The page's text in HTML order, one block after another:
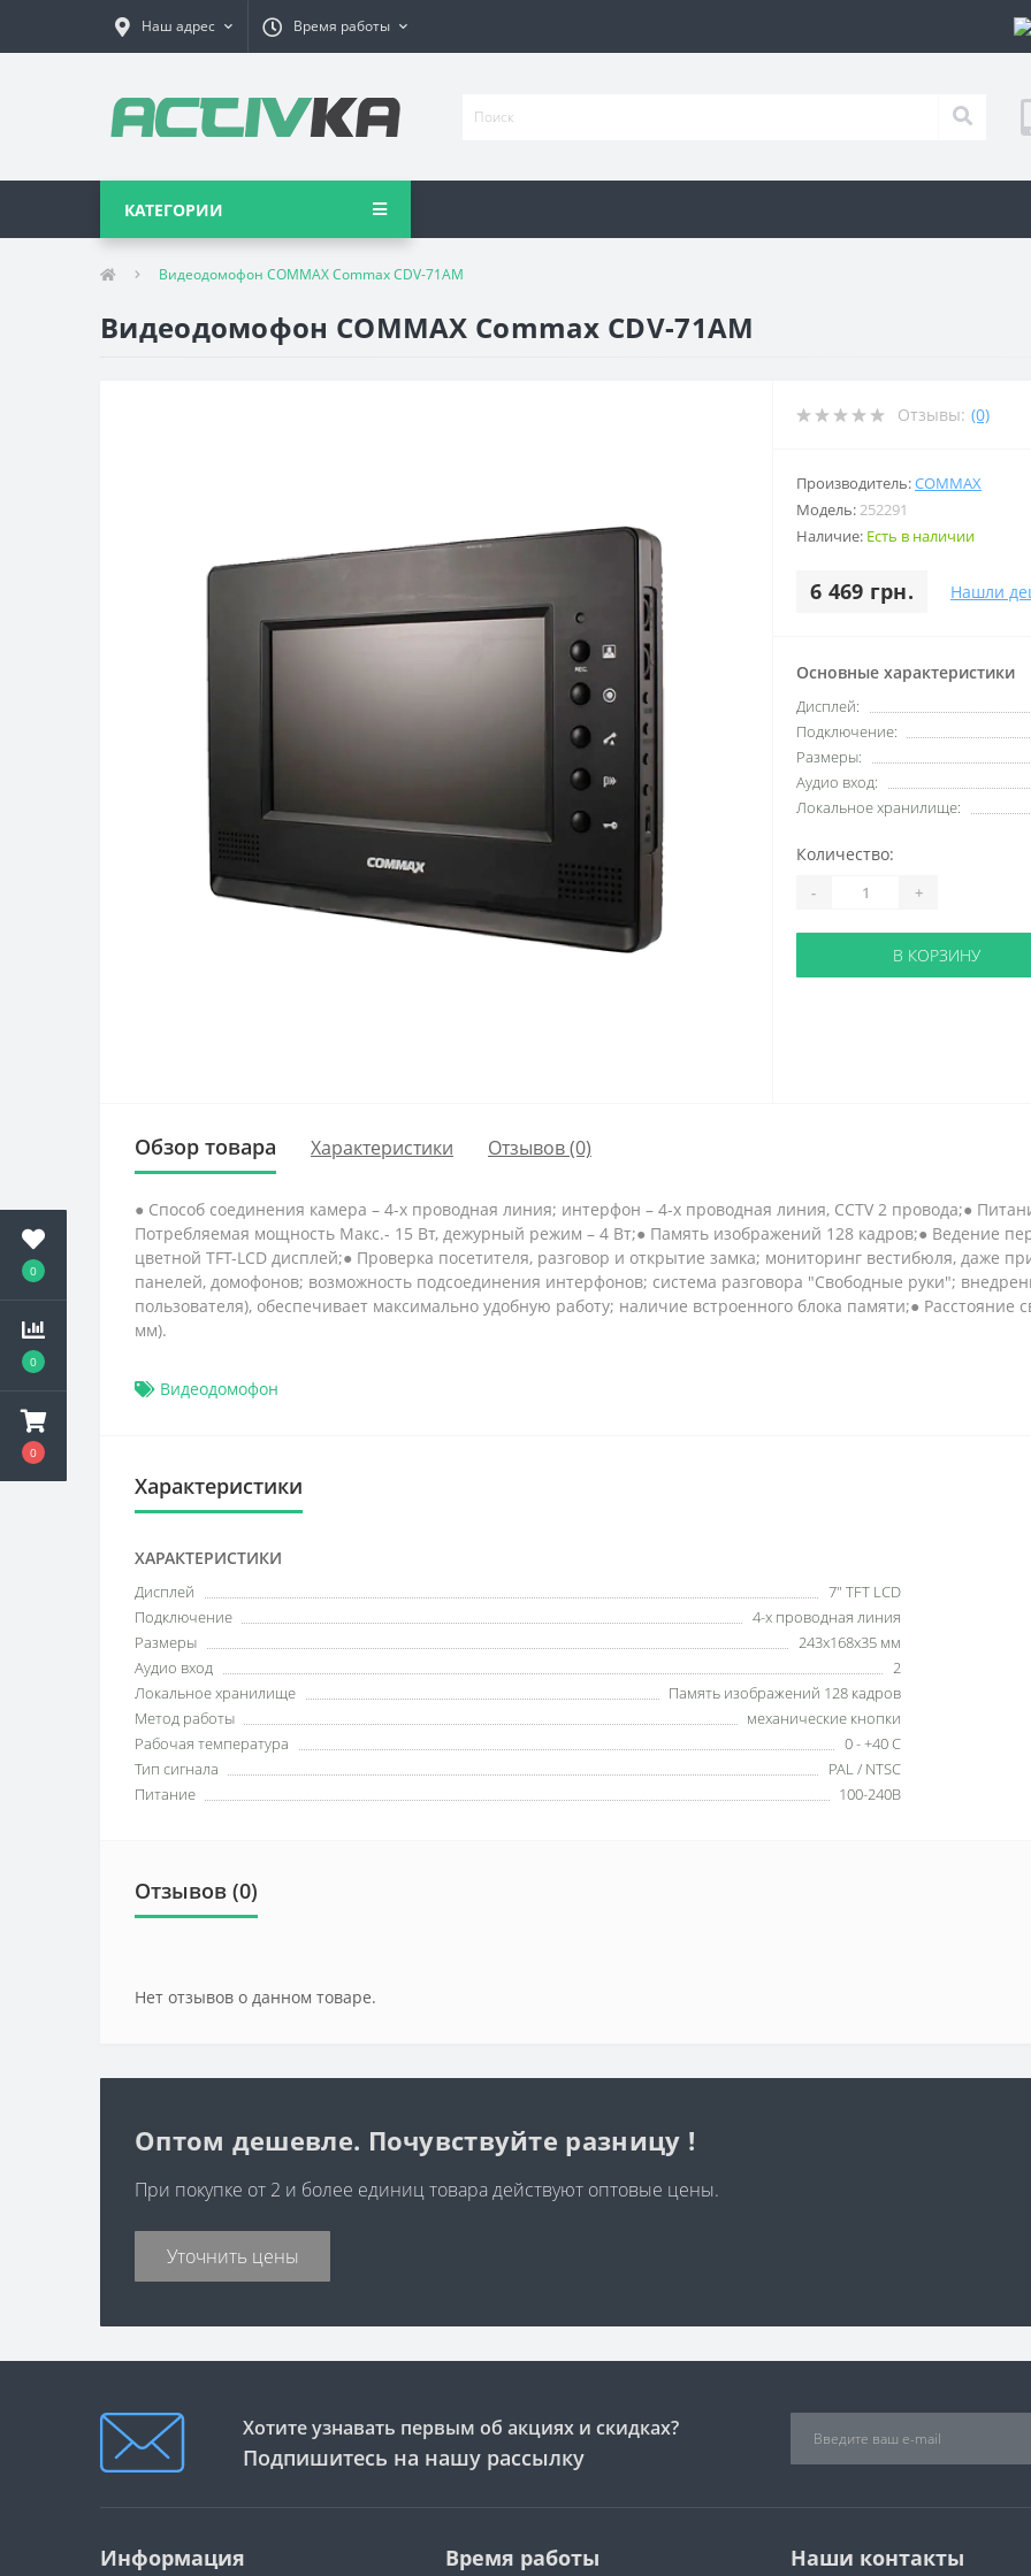
0
0
0
Наш адрес Время работы
КАТЕГОРИИ
Видеодомофон COMMAX Commax CDV-71AM
Видеодомофон COMMAX Commax CDV-71AM
Отзывы: (0)
Производитель:COMMAX
Модель:252291
Наличие: Есть в наличии
6 469 грн. Нашли
Основные характеристики
Дисплей:
Подключение:
Размеры:
Аудио вход:
Локальное хранилище:
Количество:
- +
В КОРЗИНУ
Обзор товара Характеристики Отзывов (0)
● Способ соединения камера – 4-х проводная линия; интерфон – 4-х проводная линия, CCTV 2 провода;●
Потребляемая мощность Макс.- 15 Вт, дежурный режим – 4 Вт;● Память изображений 128 кадров;● Ведение
цветной TFT-LCD дисплей;● Проверка посетителя, разговор и открытие замка; мониторинг вестибюля, даже
панелей, домофонов; возможность подсоединения интерфонов; система разговора "Свободные руки";
пользователя), обеспечивает максимально удобную работу; наличие встроенного блока памяти;● Расстояние
мм).
Видеодомофон
Характеристики
ХАРАКТЕРИСТИКИ
Дисплей
7" TFT LCD
Подключение
4-х проводная линия
Размеры
243х168х35 мм
Аудио вход
2
Локальное хранилище
Память изображений 128 кадров
Метод работы
механические кнопки
Рабочая температура
0 - +40 С
Тип сигнала
PAL / NTSC
Питание
100-240В
Отзывов (0)
Нет отзывов о данном товаре.
Оптом дешевле. Почувствуйте разницу !
При покупке от 2 и более единиц товара действуют оптовые цены.
Уточнить цены
Хотите узнавать первым об акциях и скидках?
Подпишитесь на нашу рассылку
Информация Время работы Наши контакты